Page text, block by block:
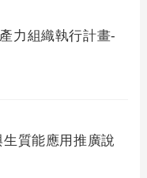
力組織執行計畫-
生質能應用推廣說